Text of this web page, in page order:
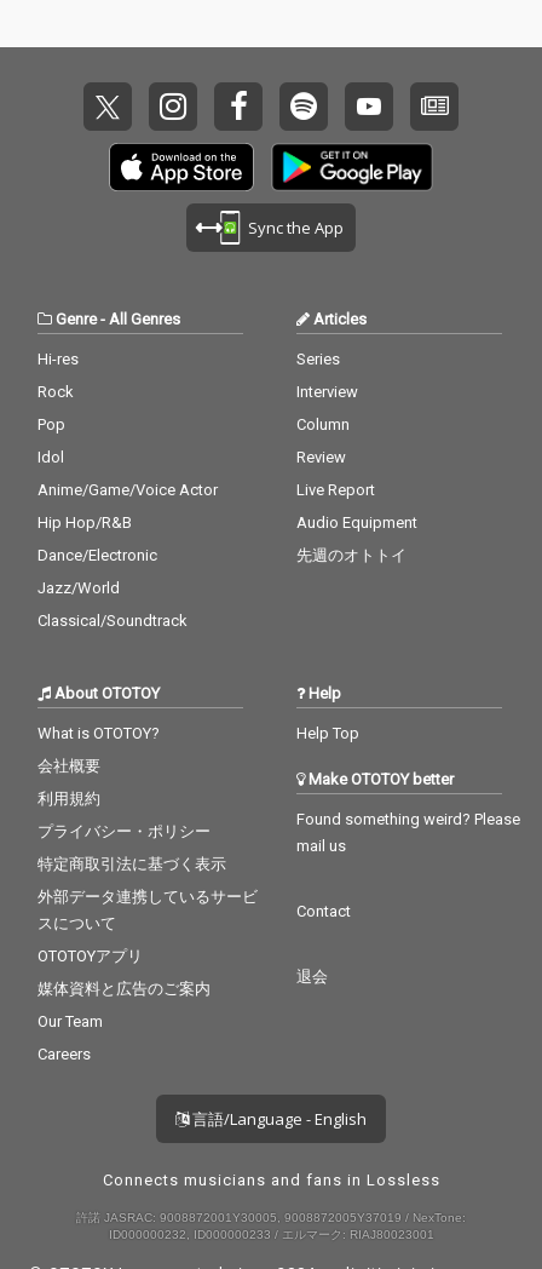
い、剣をペンライトに
持ち替えて“トップ・オ
タク”へと変貌していく
姿が描かれる。
い、剣をペンライトに
持ち替えて“トップ・オ
タク”へと変貌していく
姿が描かれる。
Sync the App
Genre- All Genres
Hi-res
Rock
Pop
Idol
Anime/Game/Voice Actor
Hip Hop/R&B
Dance/Electronic
Jazz/World
Classical/Soundtrack
Articles
Series
Interview
Column
Review
Live Report
Audio Equipment
先週のオトトイ
About OTOTOY
What is OTOTOY?
会社概要
利用規約
プライバシー・ポリシー
特定商取引法に基づく表示
外部データ連携しているサービ
スについて
OTOTOYアプリ
媒体資料と広告のご案内
Our Team
Careers
Help
Help Top
Make OTOTOY better
Found something weird? Please
mail us
Contact
退会
言語/Language - English
Connects musicians and fans in Lossless
許諾 JASRAC: 9008872001Y30005, 9008872005Y37019 / NexTone:
ID000000232, ID000000233 / エルマーク: RIAJ80023001